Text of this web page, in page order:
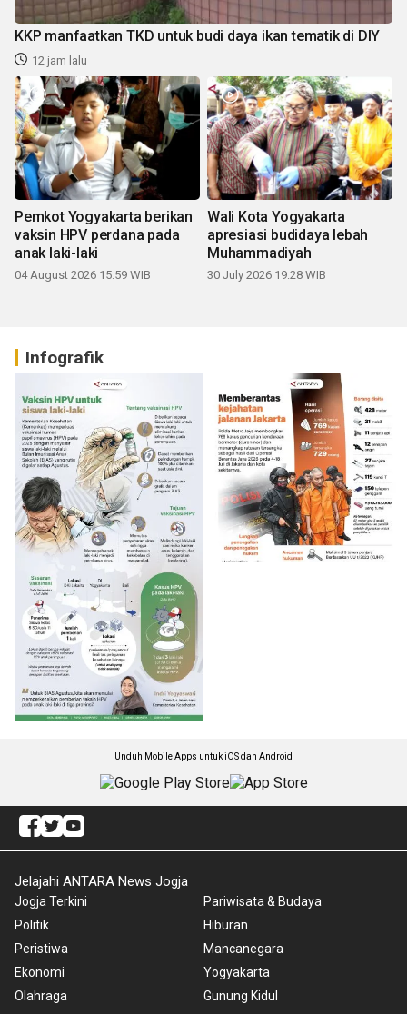
KKP manfaatkan TKD untuk budi daya ikan tematik di DIY
12 jam lalu
Pemkot Yogyakarta berikan
vaksin HPV perdana pada
anak laki-laki
04 August 2026 15:59 WIB
Wali Kota Yogyakarta
apresiasi budidaya lebah
Muhammadiyah
30 July 2026 19:28 WIB
Infografik
Unduh Mobile Apps untuk iOS dan Android
Jelajahi ANTARA News Jogja
Jogja Terkini
Politik
Peristiwa
Ekonomi
Olahraga
Pariwisata & Budaya
Hiburan
Mancanegara
Yogyakarta
Gunung Kidul